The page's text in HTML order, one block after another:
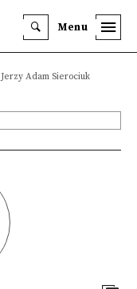
Menu
Jerzy Adam Sierociuk